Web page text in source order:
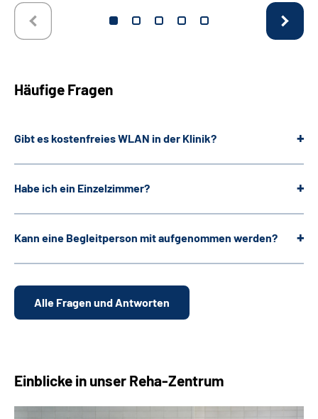
Häufige Fragen
Gibt es kostenfreies WLAN in der Klinik?
Habe ich ein Einzelzimmer?
Kann eine Begleitperson mit aufgenommen werden?
Alle Fragen und Antworten
Einblicke in unser Reha-Zentrum